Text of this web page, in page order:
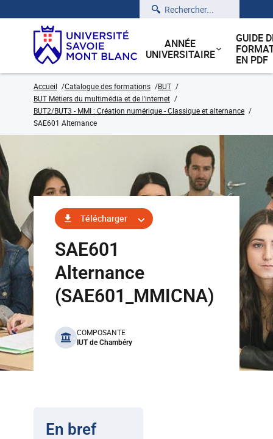
Rechercher
ANNÉE
UNIVERSITAIRE
GUIDE
EN PDF
Accueil Catalogue des formations
BUT
BUT Métiers du multimédia et de l'internet
BUT2/BUT3 - MMI : Création numérique - Classique et alternance
SAE601 Alternance
Télécharger
SAE601
Alternance
(SAE601_MMICNA)
benefits
COMPOSANTE
IUT de Chambéry
En bref